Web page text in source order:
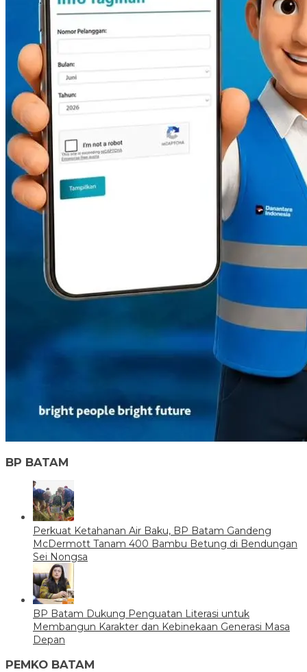
BP BATAM
Perkuat Ketahanan Air Baku, BP Batam Gandeng
McDermott Tanam 400 Bambu Betung di Bendungan
Sei Nongsa
BP Batam Dukung Penguatan Literasi untuk
Membangun Karakter dan Kebinekaan Generasi Masa
Depan
PEMKO BATAM